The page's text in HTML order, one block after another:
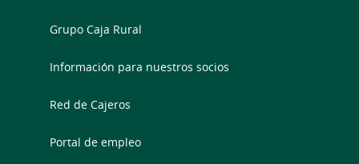
Grupo Caja Rural
Información para nuestros socios
Red de Cajeros
Portal de empleo